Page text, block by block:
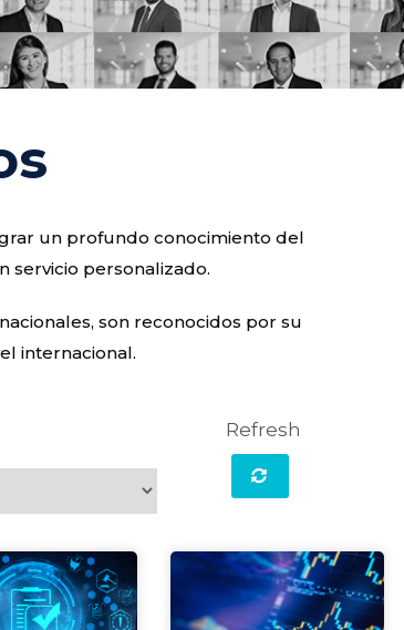
un profundo conocimiento del
servicio personalizado.
son reconocidos por su
internacional.
Refresh